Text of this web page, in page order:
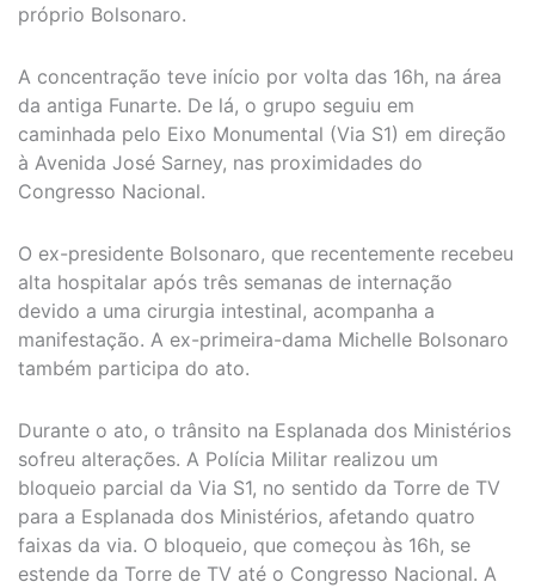
próprio Bolsonaro.
A concentração teve início por volta das 16h, na área
da antiga Funarte. De lá, o grupo seguiu em
caminhada pelo Eixo Monumental (Via S1) em direção
à Avenida José Sarney, nas proximidades do
Congresso Nacional.
O ex-presidente Bolsonaro, que recentemente recebeu
alta hospitalar após três semanas de internação
devido a uma cirurgia intestinal, acompanha a
manifestação. A ex-primeira-dama Michelle Bolsonaro
também participa do ato.
Durante o ato, o trânsito na Esplanada dos Ministérios
sofreu alterações. A Polícia Militar realizou um
bloqueio parcial da Via S1, no sentido da Torre de TV
para a Esplanada dos Ministérios, afetando quatro
faixas da via. O bloqueio, que começou às 16h, se
estende da Torre de TV até o Congresso Nacional. A